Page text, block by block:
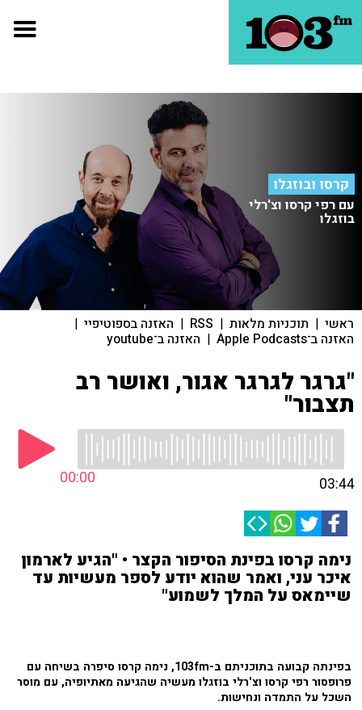
קרסו ובוזגלו
עם רפי קרסו וצ'רלי
בוזגלו
ראשי | תוכניות מלאות |
RSS
| האזנה בספוטיפיי |
האזנה ב־Apple Podcasts | האזנה ב־youtube
"גרגר לגרגר אגור, ואושר רב
תצבור"
00:00 03:44
נימה קרסו בפינת הסיפור הקצר • "הגיע לארמון
איכר עני, ואמר שהוא יודע לספר מעשיות עד
שיימאס על המלך לשמוע"
בפינתה קבועה בתוכניתם ב-103fm, נימה קרסו סיפרה בשיחה עם
פרופסור רפי קרסו וצ'רלי בוזגלו מעשיה שהגיעה מאתיופיה, עם מוסר
השכל על התמדה ונחישות.